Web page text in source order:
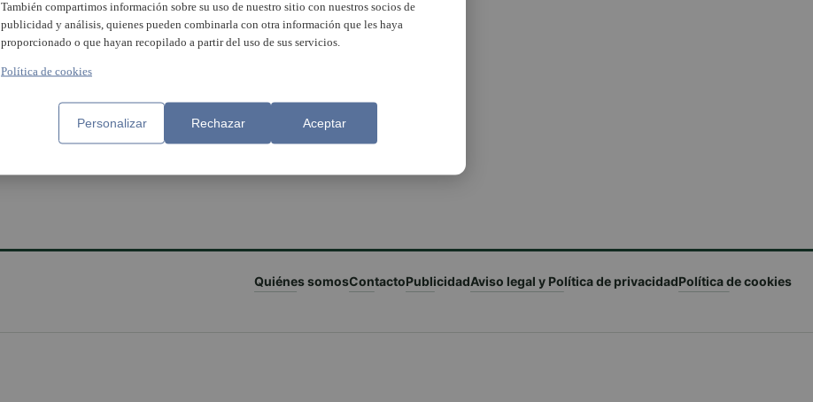
Quiénes somosContactoPublicidadAviso legal y Política de privacidadPolítica de cookies
También compartimos información sobre su uso de nuestro sitio con nuestros socios de
publicidad y análisis, quienes pueden combinarla con otra información que les haya
proporcionado o que hayan recopilado a partir del uso de sus servicios.
Política de cookies
Personalizar Rechazar Aceptar